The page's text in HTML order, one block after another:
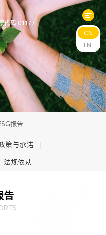
代码 01177
CN
EN
报告
策与承诺
法规依从
告